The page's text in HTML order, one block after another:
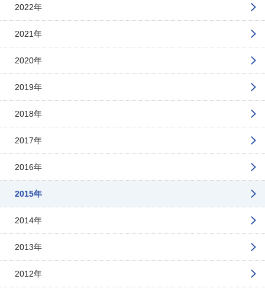
2022年
2021年
2020年
2019年
2018年
2017年
2016年
2015年
2014年
2013年
2012年